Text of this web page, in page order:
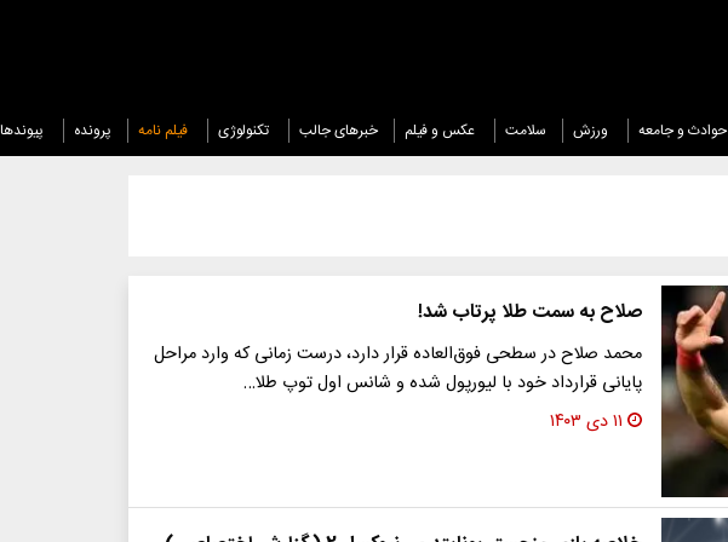
حوادث و جامعه ورزش سلامت عکس و فیلم خبرهای جالب تکنولوژی فیلم نامه پرونده پیوندها
صلاح به سمت طلا پرتاب شد!
محمد صلاح در سطحی فوق‌العاده قرار دارد، درست زمانی که وارد مراحل
پایانی قرارداد خود با لیورپول شده و شانس اول توپ طلا…
۱۱ دی ۱۴۰۳